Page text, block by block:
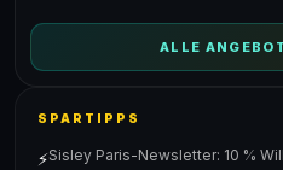
ALLE
SPARTIPPS
⚡Sisley Paris-Newsletter: 10 %